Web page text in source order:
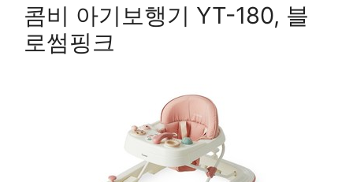
콤비 아기보행기 YT-180, 블
로썸핑크